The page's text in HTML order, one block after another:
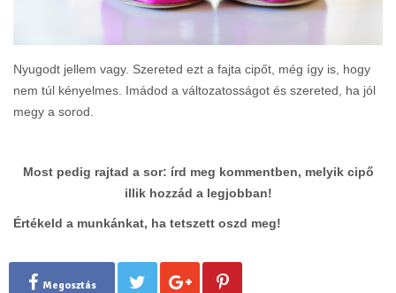
Nyugodt jellem vagy. Szereted ezt a fajta cipőt, még így is, hogy
nem túl kényelmes. Imádod a változatosságot és szereted, ha jól
megy a sorod.
Most pedig rajtad a sor: írd meg kommentben, melyik cipő
illik hozzád a legjobban!
Értékeld a munkánkat, ha tetszett oszd meg!
Megosztás